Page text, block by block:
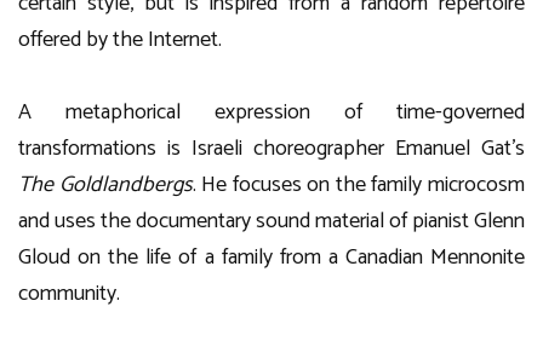
offered by the Internet.
A metaphorical expression of time-governed
transformations is Israeli choreographer Emanuel Gat’s
The Goldlandbergs. He focuses on the family microcosm
and uses the documentary sound material of pianist Glenn
Gloud on the life of a family from a Canadian Mennonite
community.